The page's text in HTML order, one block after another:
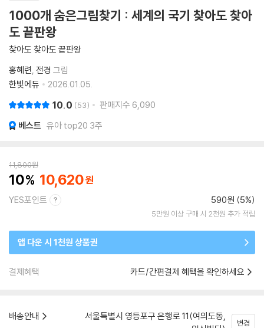
1000개 숨은그림찾기 : 세계의 국기 찾아도 찾아
도 끝판왕
찾아도 찾아도 끝판왕
홍혜련 전경 그림
한빛에듀
2026.01.05.
10.0 53 판매지수 6,090
베스트 유아 top20 3주
11,800원
10 10,620
YES포인트 590원 (5%)
5만원 이상 구매 시 2천원 추가 적립
앱 다운 시 1천원 상품권
결제혜택 카드/간편결제 혜택을 확인하세요
배송안내
서울특별시 영등포구 은행로 11(여의도동,
변경